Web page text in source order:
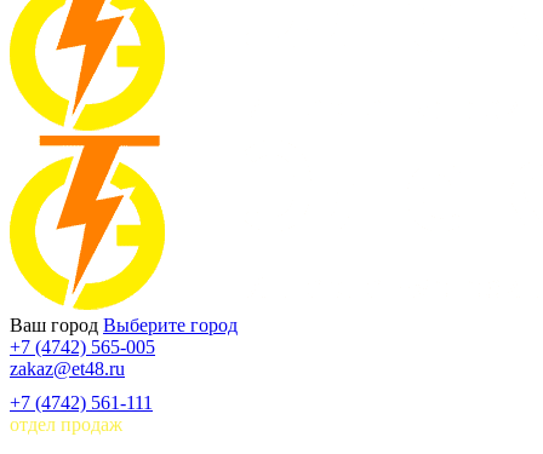
Ваш город Выберите город
+7 (4742) 565-005
zakaz@et48.ru
+7 (4742) 561-111
отдел продаж